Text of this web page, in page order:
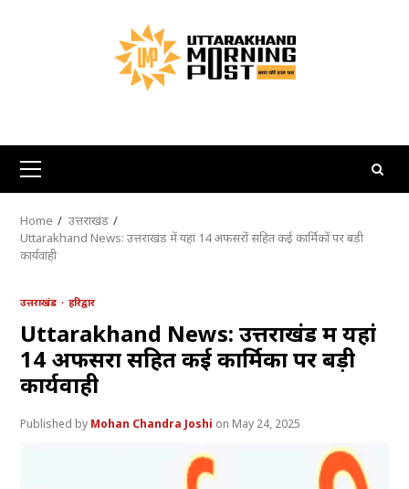
Primary
Menu
Home
उत्तराखंड
Uttarakhand News: उत्तराखंड में यहां 14 अफसरों सहित कई कार्मिकों पर बड़ी
कार्यवाही
उत्तराखंड हरिद्वार
Uttarakhand News: उत्तराखंड में यहां
14 अफसरों सहित कई कार्मिकों पर बड़ी
कार्यवाही
Mohan Chandra Joshi May 24, 2025